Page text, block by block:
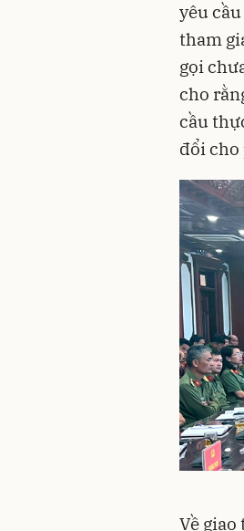
yêu
tham
gọi
cho
cầu
đổi cho
Về